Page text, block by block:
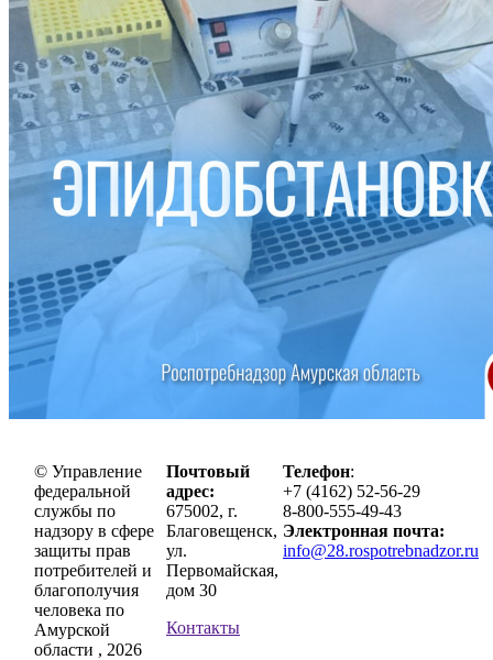
© Управление
федеральной
службы по
надзору в сфере
защиты прав
потребителей и
благополучия
человека по
Амурской
области , 2026
Почтовый
адрес:
675002, г.
Благовещенск,
ул.
Первомайская,
дом 30
Контакты
Телефон:
+7 (4162) 52-56-29
8-800-555-49-43
Электронная почта:
info@28.rospotrebnadzor.ru